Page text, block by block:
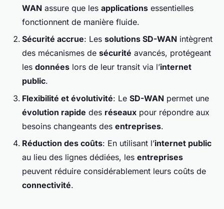
WAN assure que les applications essentielles
fonctionnent de manière fluide.
Sécurité accrue: Les solutions SD-WAN intègrent
des mécanismes de sécurité avancés, protégeant
les données lors de leur transit via l’internet
public.
Flexibilité et évolutivité: Le SD-WAN permet une
évolution rapide des réseaux pour répondre aux
besoins changeants des entreprises.
Réduction des coûts: En utilisant l’internet public
au lieu des lignes dédiées, les entreprises
peuvent réduire considérablement leurs coûts de
connectivité.